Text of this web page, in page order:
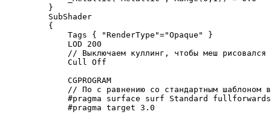
    }
    SubShader
    {
        Tags { "RenderType"="Opaque" }
        LOD 200
// Выключаем куллинг, чтобы меш рисовался
        Cull Off
        CGPROGRAM
// По с равнению со стандартным шаблоном
#pragma surface surf Standard
        #pragma target 3.0